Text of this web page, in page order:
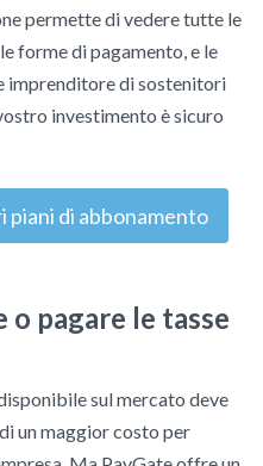
permette di vedere tutte le
forme di pagamento, e le
imprenditore di sostenitori
investimento è sicuro
piani di abbonamento
o pagare le tasse
sul mercato deve
un maggior costo per